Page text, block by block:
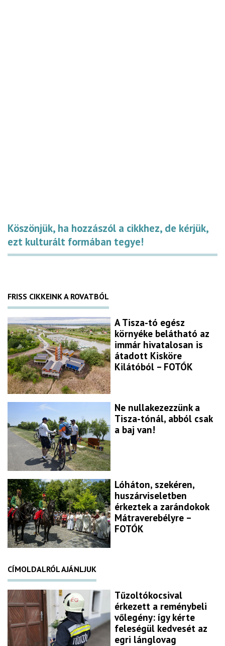
Köszönjük, ha hozzászól a cikkhez, de kérjük,
ezt kulturált formában tegye!
FRISS CIKKEINK A ROVATBÓL
A Tisza-tó egész
környéke belátható az
immár hivatalosan is
átadott Kisköre
Kilátóból – FOTÓK
Ne nullakezezzünk a
Tisza-tónál, abból csak
a baj van!
Lóháton, szekéren,
huszárviseletben
érkeztek a zarándokok
Mátraverebélyre –
FOTÓK
CÍMOLDALRÓL AJÁNLJUK
Tűzoltókocsival
érkezett a reménybeli
vőlegény: így kérte
feleségül kedvesét az
egri lánglovag